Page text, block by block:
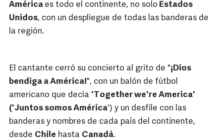
América es todo el continente, no solo Estados
Unidos, con un despliegue de todas las banderas de
la región.
El cantante cerró su concierto al grito de "¡Dios
bendiga a América!", con un balón de fútbol
americano que decía 'Together we're America'
('Juntos somos América') y un desfile con las
banderas y nombres de cada país del continente,
desde Chile hasta Canadá.